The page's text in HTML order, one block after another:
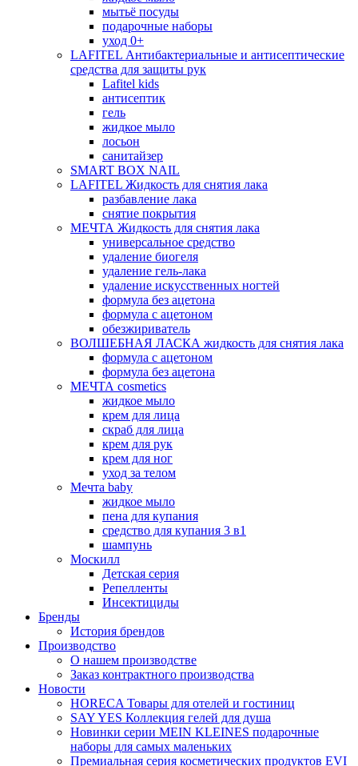
мытьё посуды
подарочные наборы
уход 0+
LAFITEL Антибактериальные и антисептические
средства для защиты рук
Lafitel kids
антисептик
гель
жидкое мыло
лосьон
санитайзер
SMART BOX NAIL
LAFITEL Жидкость для снятия лака
разбавление лака
снятие покрытия
МЕЧТА Жидкость для снятия лака
универсальное средство
удаление биогеля
удаление гель-лака
удаление искусственных ногтей
формула без ацетона
формула с ацетоном
обезжириватель
ВОЛШЕБНАЯ ЛАСКА жидкость для снятия лака
формула с ацетоном
формула без ацетона
МЕЧТА cosmetics
жидкое мыло
крем для лица
скраб для лица
крем для рук
крем для ног
уход за телом
Мечта baby
жидкое мыло
пена для купания
средство для купания 3 в1
шампунь
Москилл
Детская серия
Репелленты
Инсектициды
Бренды
История брендов
Производство
О нашем производстве
Заказ контрактного производства
Новости
HORECA Товары для отелей и гостиниц
SAY YES Коллекция гелей для душа
Новинки серии MEIN KLEINES подарочные
наборы для самых маленьких
Премиальная серия косметических продуктов EVI